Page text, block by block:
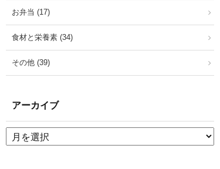
お弁当 (17)
食材と栄養素 (34)
その他 (39)
アーカイブ
ア
ー